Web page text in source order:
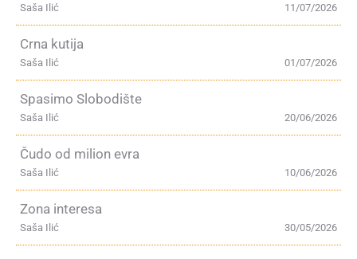
11/07/2026
Saša Ilić
Crna kutija
01/07/2026
Saša Ilić
Spasimo Slobodište
20/06/2026
Saša Ilić
Čudo od milion evra
10/06/2026
Saša Ilić
Zona interesa
30/05/2026
Saša Ilić